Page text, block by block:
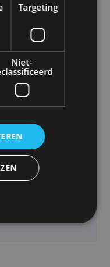
btw tenzij anders
Targeting
Niet-